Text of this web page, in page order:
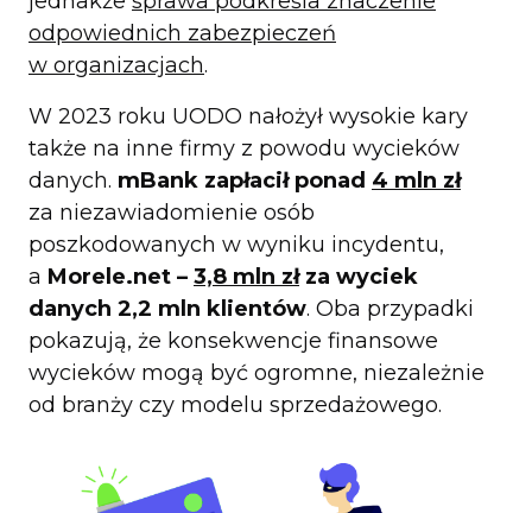
odpowiednich zabezpieczeń
w organizacjach.
W 2023 roku UODO nałożył wysokie kary
także na inne firmy z powodu wycieków
danych. mBank zapłacił ponad 4 mln zł
za niezawiadomienie osób
poszkodowanych w wyniku incydentu,
a Morele.net – 3,8 mln złza wyciek
danych 2,2 mln klientów. Oba przypadki
pokazują, że konsekwencje finansowe
wycieków mogą być ogromne, niezależnie
od branży czy modelu sprzedażowego.